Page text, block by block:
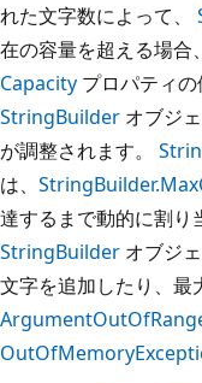
れた文字数によって、
在の容量を超える場合
Capacity プロパティ
StringBuilder オブジ
が調整されます。
は、
達するまで動的に割り
StringBuilder オブジ
文字を追加したり、最